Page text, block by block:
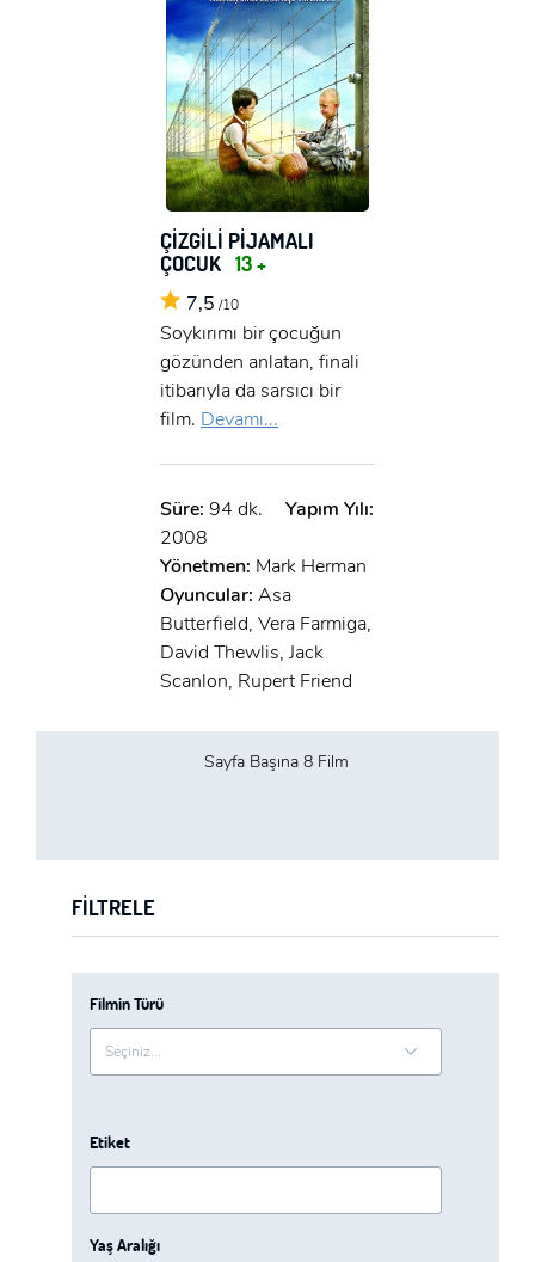
GIRIŞ YAP
Şifre:
GIRIŞ
ÜYE OL
Ad Soyad:
E-Posta:
Şifre:
ÜYE OL
ÇİZGİLİ PİJAMALI
ÇOCUK 13 +
7,5 /10
Soykırımı bir çocuğun
gözünden anlatan, finali
itibarıyla da sarsıcı bir
film. Devamı...
Süre: 94 dk.
Yapım Yılı:
2008
Yönetmen: Mark Herman
Oyuncular: Asa
Butterfield, Vera Farmiga,
David Thewlis, Jack
Scanlon, Rupert Friend
Sayfa Başına 8 Film
FILTRELE
Filmin Türü
Etiket
Yaş Aralığı